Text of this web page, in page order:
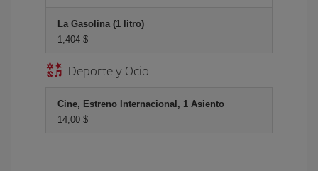
La Gasolina (1 litro)
1,404 $
Deporte y Ocio
Cine, Estreno Internacional, 1 Asiento
14,00 $